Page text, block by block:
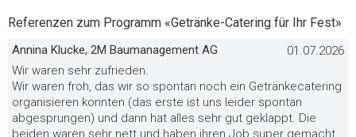
Referenzen zum Programm «Getränke-Catering für Ihr Fest»
Annina Klucke, 2M Baumanagement AG
01.07.2026
Wir waren sehr zufrieden.
Wir waren froh, das wir so spontan noch ein Getränkecatering
organisieren konnten (das erste ist uns leider spontan
abgesprungen) und dann hat alles sehr gut geklappt. Die
beiden waren sehr nett und haben ihren Job super gemacht.